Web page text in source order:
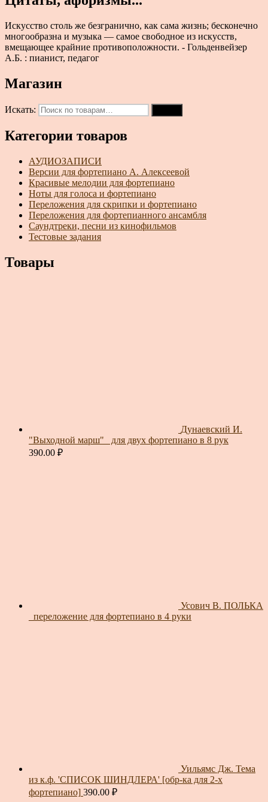
Искусство столь же безгранично, как сама жизнь; бесконечно
многообразна и музыка — самое свободное из искусств,
вмещающее крайние противоположности. - Гольденвейзер
А.Б. : пианист, педагог
Магазин
Искать:
Категории товаров
АУДИОЗАПИСИ
Версии для фортепиано А. Алексеевой
Красивые мелодии для фортепиано
Ноты для голоса и фортепиано
Переложения для скрипки и фортепиано
Переложения для фортепианного ансамбля
Саундтреки, песни из кинофильмов
Тестовые задания
Товары
Дунаевский И.
"Выходной марш"_ для двух фортепиано в 8 рук
390.00 ₽
Усович В. ПОЛЬКА
_переложение для фортепиано в 4 руки
Уильямс Дж. Тема
из к.ф. 'СПИСОК ШИНДЛЕРА' [обр-ка для 2-х
фортепиано] 390.00 ₽